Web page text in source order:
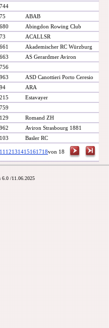
744
75
ABAB
680
Abingdon Rowing Club
73
ACALLSR
661
Akademischer RC Würzburg
663
AS Gerardmer Aviron
756
963
ASD Canottieri Porto Ceresio
94
ARA
215
Estavayer
759
129
Romand ZH
962
Aviron Strasbourg 1881
103 Basler RC
11 12131415161718von 18
6.0/11.06.2025